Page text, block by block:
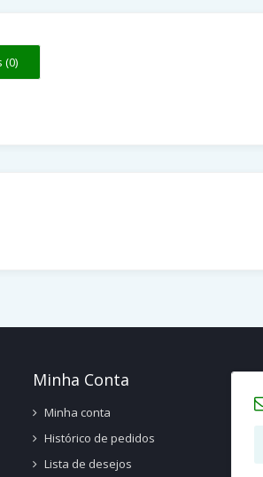
(0)
Minha Conta
Minha conta
Histórico de pedidos
Lista de desejos